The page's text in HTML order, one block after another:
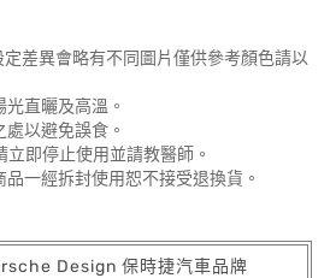
差異會略有不同圖片僅供參考顏色請以
直曬及高溫。
以避免誤食。
即停止使用並請教醫師。
一經拆封使用恕不接受退換貨。
Design 保時捷汽車品牌